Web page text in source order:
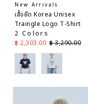
New Arrivals
เสื้อยืด Korea Unisex
Traingle Logo T-Shirt
2 Colors
ราคาลด
฿ 2,303.00 ราคาปกติ
฿ 3,290.00
Navy White